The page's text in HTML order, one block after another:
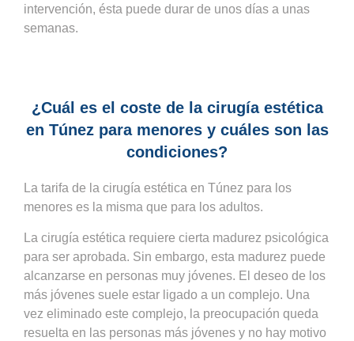
intervención, ésta puede durar de unos días a unas
semanas.
¿Cuál es el coste de la cirugía estética
en Túnez para menores y cuáles son las
condiciones?
La tarifa de la cirugía estética en Túnez para los
menores es la misma que para los adultos.
La cirugía estética requiere cierta madurez psicológica
para ser aprobada. Sin embargo, esta madurez puede
alcanzarse en personas muy jóvenes. El deseo de los
más jóvenes suele estar ligado a un complejo. Una
vez eliminado este complejo, la preocupación queda
resuelta en las personas más jóvenes y no hay motivo